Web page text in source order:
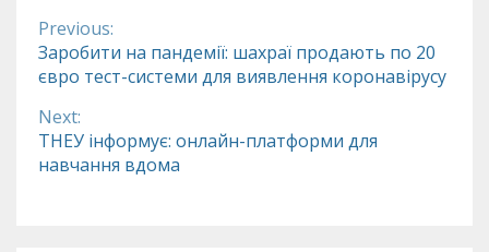
Continue
Reading
Previous:
Заробити на пандемії: шахраї продають по 20
євро тест-системи для виявлення коронавірусу
Next:
ТНЕУ інформує: онлайн-платформи для
навчання вдома